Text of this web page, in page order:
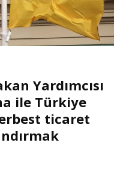
Yardımcısı
ile Türkiye
ticaret